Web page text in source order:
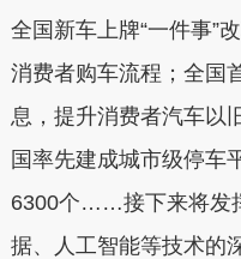
全国新车上牌“一件事”
消费者购车流程；全国
息，提升消费者汽车以
国率先建成城市级停车
6300个……接下来将发
据、人工智能等技术的